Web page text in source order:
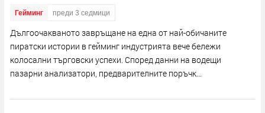
Гейминг преди 3 седмици
Дългоочакваното завръщане на една от най-обичаните
пиратски истории в гейминг индустрията вече бележи
колосални търговски успехи. Според данни на водещи
пазарни анализатори, предварителните поръчк...